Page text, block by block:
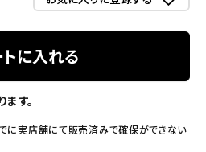
に入れる
す。
に実店舗にて販売済みで確保ができない